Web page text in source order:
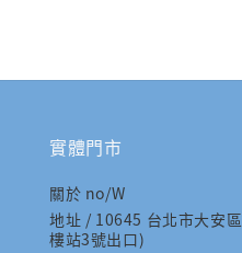
實體門市
關於 no/W
地址 / 10645 台北市大安
樓站3號出口)